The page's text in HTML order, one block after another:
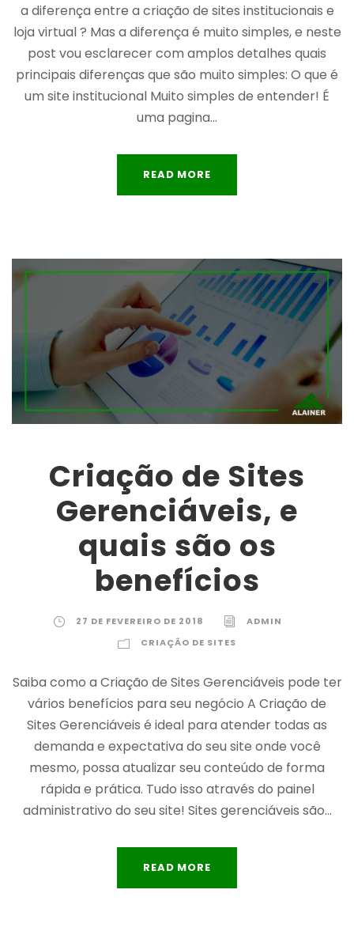
a diferença entre a criação de sites institucionais e
loja virtual ? Mas a diferença é muito simples, e neste
post vou esclarecer com amplos detalhes quais
principais diferenças que são muito simples: O que é
um site institucional Muito simples de entender! É
uma pagina...
READ MORE
Criação de Sites
Gerenciáveis, e
quais são os
benefícios
27 DE FEVEREIRO DE 2018
ADMIN
CRIAÇÃO DE SITES
Saiba como a Criação de Sites Gerenciáveis pode ter
vários benefícios para seu negócio A Criação de
Sites Gerenciáveis é ideal para atender todas as
demanda e expectativa do seu site onde você
mesmo, possa atualizar seu conteúdo de forma
rápida e prática. Tudo isso através do painel
administrativo do seu site! Sites gerenciáveis são...
READ MORE